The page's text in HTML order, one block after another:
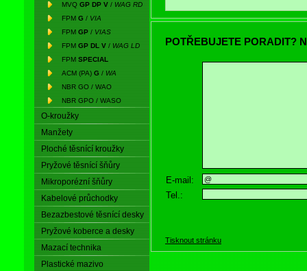
MVQ GP DP V / WAG RD
FPM G / VIA
FPM GP / VIAS
FPM GP DL V / WAG LD
FPM SPECIAL
ACM (PA) G / WA
NBR GO / WAO
NBR GPO / WASO
O-kroužky
Manžety
Ploché těsnící kroužky
Pryžové těsnící šňůry
Mikroporézní šňůry
Kabelové průchodky
Bezazbestové těsnící desky
Pryžové koberce a desky
Mazací technika
Plastické mazivo
POTŘEBUJETE PORADIT?
E-mail:
Tel.:
Tisknout stránku